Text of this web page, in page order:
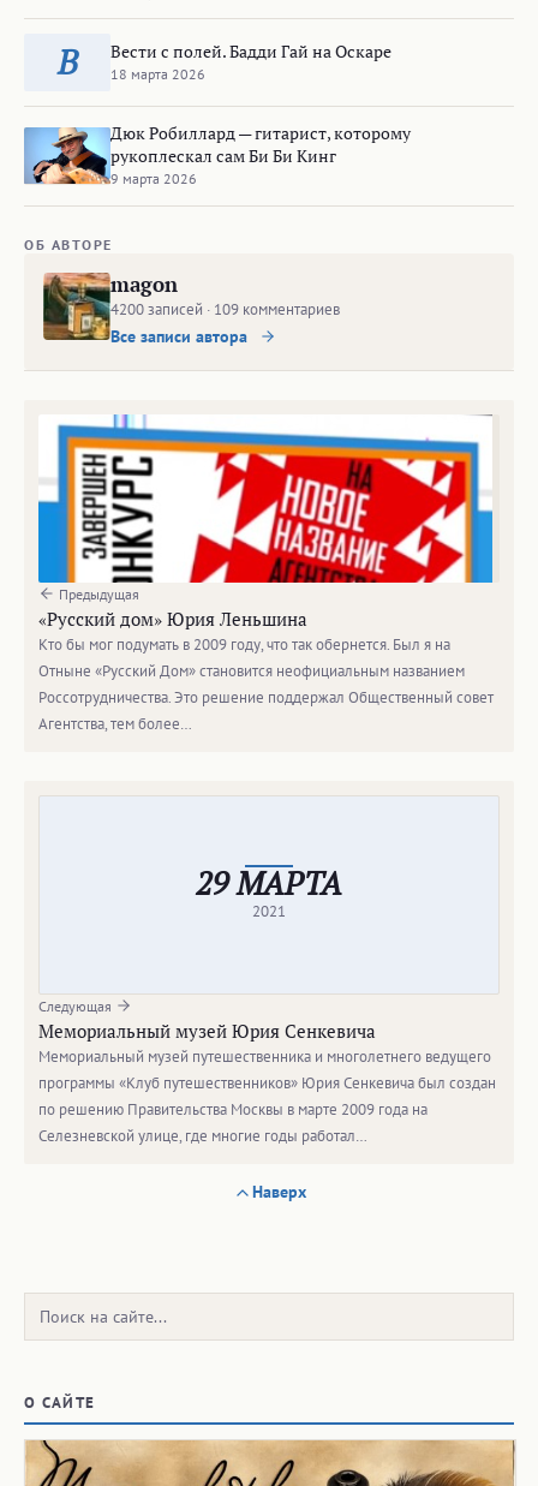
В Вести с полей. Бадди Гай на Оскаре
18 марта 2026
Дюк Робиллард — гитарист, которому
рукоплескал сам Би Би Кинг
9 марта 2026
ОБ АВТОРЕ
magon
4200 записей · 109 комментариев
Все записи автора
Предыдущая
«Русский дом» Юрия Леньшина
Кто бы мог подумать в 2009 году, что так обернется. Был я на
Отныне «Русский Дом» становится неофициальным названием
Россотрудничества. Это решение поддержал Общественный совет
Агентства, тем более…
29 МАРТА
2021
Следующая
Мемориальный музей Юрия Сенкевича
Мемориальный музей путешественника и многолетнего ведущего
программы «Клуб путешественников» Юрия Сенкевича был создан
по решению Правительства Москвы в марте 2009 года на
Селезневской улице, где многие годы работал…
Наверх
Поиск:
О САЙТЕ